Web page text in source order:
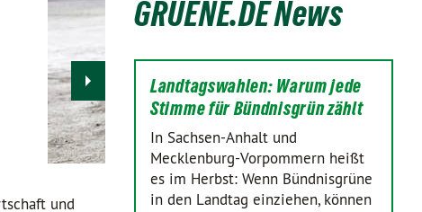
und
GRUENE.DE News
Landtagswahlen: Warum jede
Stimme für Bündnisgrün zählt
In Sachsen-Anhalt und
Mecklenburg-Vorpommern heißt
es im Herbst: Wenn Bündnisgrüne
in den Landtag einziehen, können